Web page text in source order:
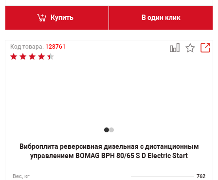
Купить В один клик
Код товара: 128761
Виброплита реверсивная дизельная с дистанционным
управлением BOMAG BPH 80/65 S D Electric Start
Вес, кг
762